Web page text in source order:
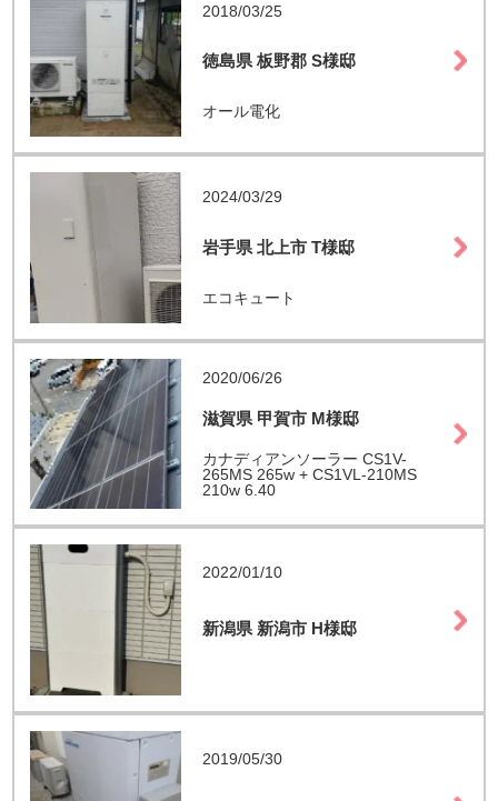
2018/03/25
徳島県 板野郡 S様邸
オール電化
2024/03/29
岩手県 北上市 T様邸
エコキュート
2020/06/26
滋賀県 甲賀市 M様邸
カナディアンソーラー CS1V-
265MS 265w + CS1VL-210MS
210w 6.40
2022/01/10
新潟県 新潟市 H様邸
2019/05/30